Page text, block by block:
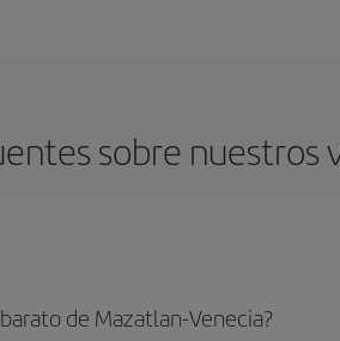
sobre nuestros
de Mazatlan-Venecia?